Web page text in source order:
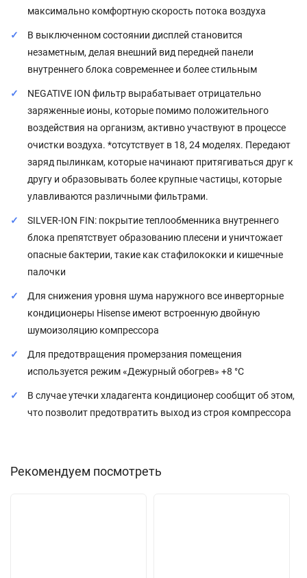
максимально комфортную скорость потока воздуха
В выключенном состоянии дисплей становится
незаметным, делая внешний вид передней панели
внутреннего блока современнее и более стильным
NEGATIVE ION фильтр вырабатывает отрицательно
заряженные ионы, которые помимо положительного
воздействия на организм, активно участвуют в процессе
очистки воздуха. *отсутствует в 18, 24 моделях. Передают
заряд пылинкам, которые начинают притягиваться друг к
другу и образовывать более крупные частицы, которые
улавливаются различными фильтрами.
SILVER-ION FIN: покрытие теплообменника внутреннего
блока препятствует образованию плесени и уничтожает
опасные бактерии, такие как стафилококки и кишечные
палочки
Для снижения уровня шума наружного все инверторные
кондиционеры Hisense имеют встроенную двойную
шумоизоляцию компрессора
Для предотвращения промерзания помещения
используется режим «Дежурный обогрев» +8 °С
В случае утечки хладагента кондиционер сообщит об этом,
что позволит предотвратить выход из строя компрессора
Рекомендуем посмотреть